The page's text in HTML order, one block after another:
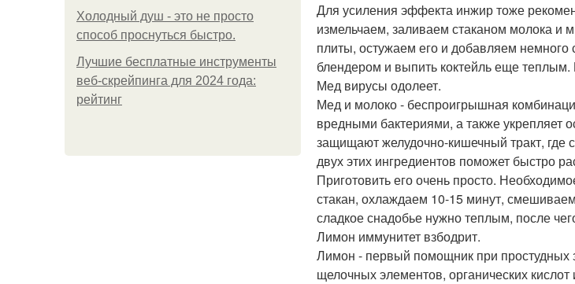
Холодный душ - это не просто
способ проснуться быстро.
Лучшие бесплатные инструменты
веб-скрейпинга для 2024 года:
рейтинг
Для усиления эффекта инжир тоже
измельчаем, заливаем стаканом молока и
плиты, остужаем его и добавляем немного
блендером и выпить коктейль еще
Мед вирусы одолеет.
Мед и молоко - беспроигрышная
вредными бактериями, а также укрепляет
защищают желудочно-кишечный тракт, где
двух этих ингредиентов поможет быстро
Приготовить его очень просто.
стакан, охлаждаем 10-15 минут,
сладкое снадобье нужно теплым, после
Лимон иммунитет взбодрит.
Лимон - первый помощник при простудных
щелочных элементов, органических